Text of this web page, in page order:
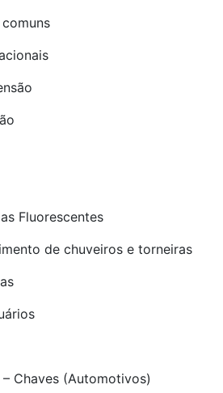
Fluorescentes
de chuveiros e torneiras
– Chaves (Automotivos)